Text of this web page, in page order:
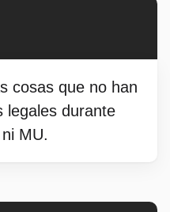
cosas que no han
legales durante
MU.